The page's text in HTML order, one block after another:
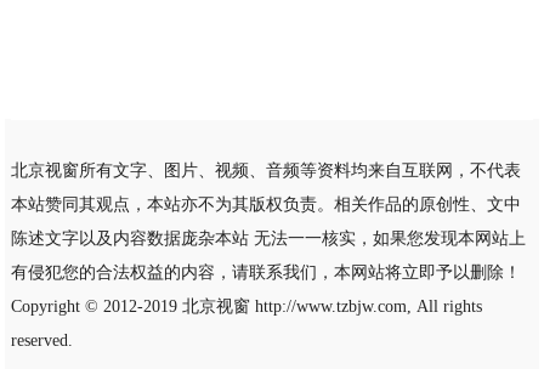
北京视窗所有文字、图片、视频、音频等资料均来自互联网，不代表
本站赞同其观点，本站亦不为其版权负责。相关作品的原创性、文中
陈述文字以及内容数据庞杂本站 无法一一核实，如果您发现本网站上
有侵犯您的合法权益的内容，请联系我们，本网站将立即予以删除！
Copyright © 2012-2019 北京视窗http://www.tzbjw.com, All rights
reserved.